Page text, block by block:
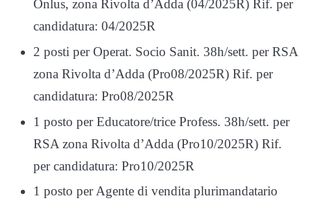
Onlus, zona Rivolta d’Adda (04/2025R) Rif. per
candidatura: 04/2025R
2 posti per Operat. Socio Sanit. 38h/sett. per RSA
zona Rivolta d’Adda (Pro08/2025R) Rif. per
candidatura: Pro08/2025R
1 posto per Educatore/trice Profess. 38h/sett. per
RSA zona Rivolta d’Adda (Pro10/2025R) Rif.
per candidatura: Pro10/2025R
1 posto per Agente di vendita plurimandatario